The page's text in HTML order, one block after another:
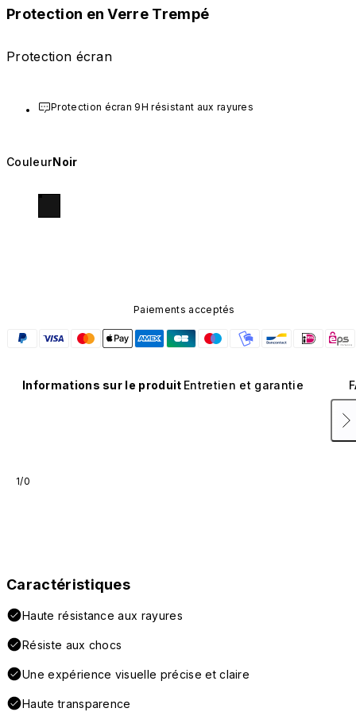
Protection en Verre Trempé
Protection écran
Protection écran 9H résistant aux rayures
CouleurNoir
Paiements acceptés
Informations sur le produit Entretien et garantie
1/0
Caractéristiques
Haute résistance aux rayures
Résiste aux chocs
Une expérience visuelle précise et claire
Haute transparence